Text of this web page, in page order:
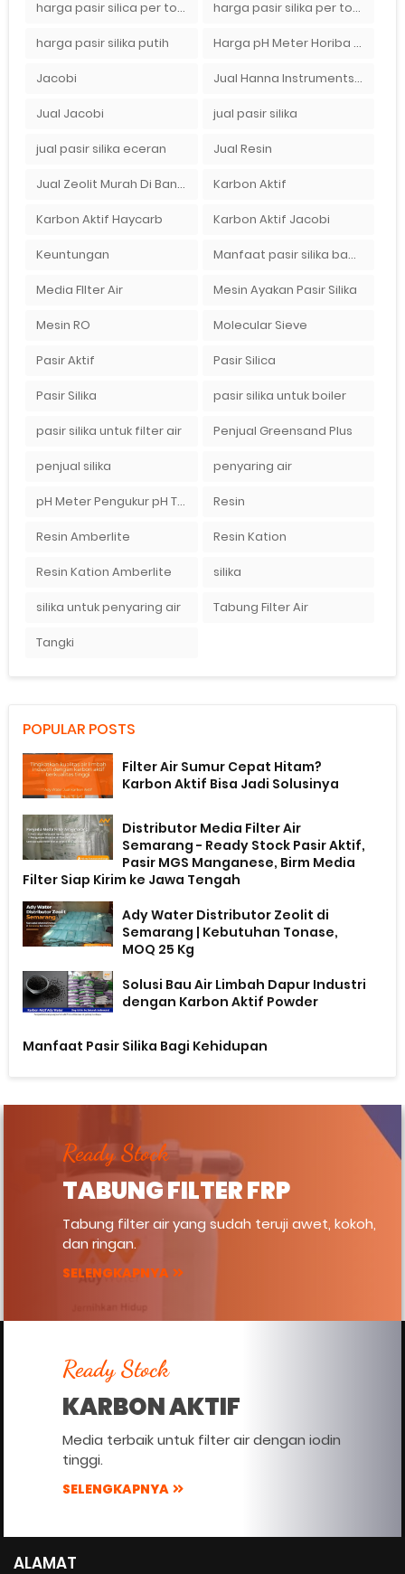
harga pasir silica per ton per kg harga pasir silika per ton per kg
harga pasir silika putih Harga pH Meter Horiba LAQUAact PH110 Di Surabaya
Jacobi Jual Hanna Instruments HI9124 dan HI9126 Di Balikpapan
Jual Jacobi jual pasir silika
jual pasir silika eceran Jual Resin
Jual Zeolit Murah Di Bandung Timur Karbon Aktif
Karbon Aktif Haycarb Karbon Aktif Jacobi
Keuntungan Manfaat pasir silika bagi kehidupan
Media FIlter Air Mesin Ayakan Pasir Silika
Mesin RO Molecular Sieve
Pasir Aktif Pasir Silica
Pasir Silika pasir silika untuk boiler
pasir silika untuk filter air Penjual Greensand Plus
penjual silika penyaring air
pH Meter Pengukur pH Tanah Ionix pH 10 Resin
Resin Amberlite Resin Kation
Resin Kation Amberlite silika
silika untuk penyaring air Tabung Filter Air
Tangki
POPULAR POSTS
Filter Air Sumur Cepat Hitam?
Karbon Aktif Bisa Jadi Solusinya
Distributor Media Filter Air
Semarang - Ready Stock Pasir Aktif,
Pasir MGS Manganese, Birm Media
Filter Siap Kirim ke Jawa Tengah
Ady Water Distributor Zeolit di
Semarang | Kebutuhan Tonase,
MOQ 25 Kg
Solusi Bau Air Limbah Dapur Industri
dengan Karbon Aktif Powder
Manfaat Pasir Silika Bagi Kehidupan
Ready Stock
TABUNG FILTER FRP
Tabung filter air yang sudah teruji awet, kokoh,
dan ringan.
SELENGKAPNYA
Ready Stock
KARBON AKTIF
Media terbaik untuk filter air dengan iodin
tinggi.
SELENGKAPNYA
ALAMAT